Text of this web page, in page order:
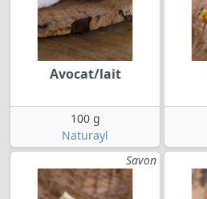
Avocat/lait
100 g
Naturayl
Savon